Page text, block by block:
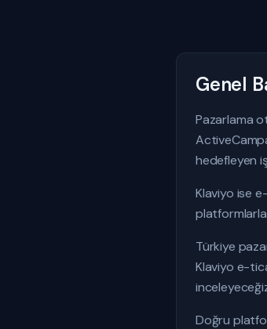
Genel
Pazarlama
hedefleyen
Klaviyo ise
platformlarla
Türkiye
Klaviyo e-
Doğru